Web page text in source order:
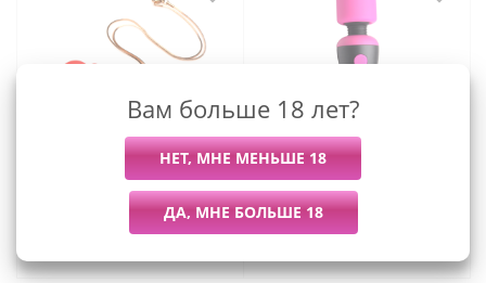
Charmed Очарованное
сердце - ожерелье с
подвеской вибратором, 90
см
руб./шт
Bang! - мини-
вибромассажер для
клитора, 11х3 см
2 809руб.
Вам больше 18 лет?